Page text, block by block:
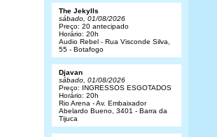
The Jekylls
sábado, 01/08/2026
Preço: 20 antecipado
Horário: 20h
Audio Rebel - Rua Visconde Silva,
55 - Botafogo
Djavan
sábado, 01/08/2026
Preço: INGRESSOS ESGOTADOS
Horário: 20h
Rio Arena - Av. Embaixador
Abelardo Bueno, 3401 - Barra da
Tijuca